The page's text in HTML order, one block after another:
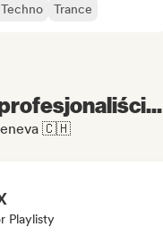
Techno Trance
🇨🇭
Playlisty